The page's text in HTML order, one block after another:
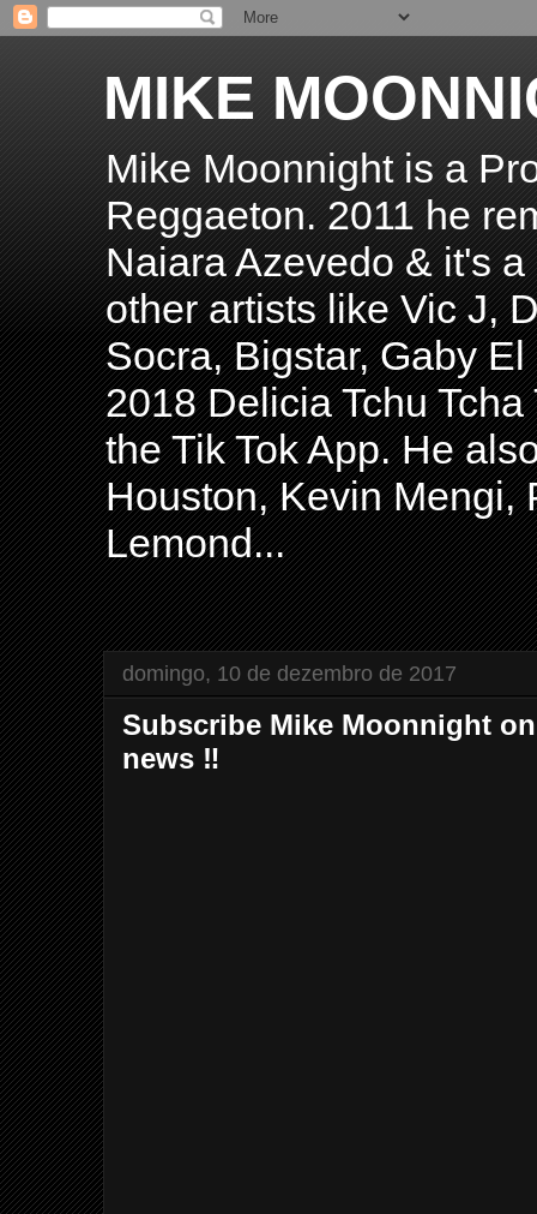
MIKE
Mike Moonnight is a
Reggaeton. 2011 he
Naiara Azevedo & it's
other artists like Vic J,
Socra, Bigstar, Gaby
2018 Delicia Tchu
the Tik Tok App. He
Houston, Kevin Mengi,
Lemond...
domingo, 10 de dezembro de 2017
Subscribe Mike Moonnight
news ‼️